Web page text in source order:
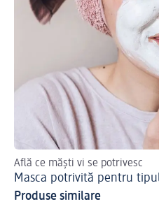
Află ce măști vi se potrivesc
Masca potrivită pentru
Produse similare